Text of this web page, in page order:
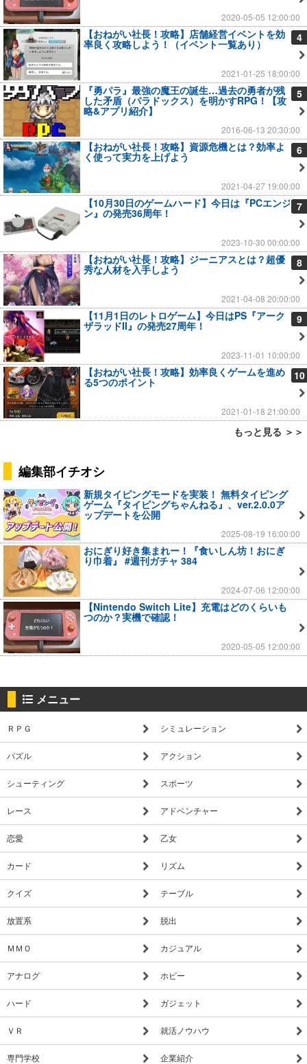
2020-05-05 12:00:00
4
【おねがい社長！攻略】店舗経営イベントを効
率良く攻略しよう！（イベント一覧あり）
2021-01-25 18:00:00
5
『勇パラ』最強の魔王の誕生…過去の勇者が残
した矛盾（パラドックス）を明かすRPG！【攻
略&アプリ紹介】
2016-06-13 20:30:00
6
【おねがい社長！攻略】資源危機とは？効率よ
く使って実力を上げよう
2021-04-27 19:00:00
7
【10月30日のゲームハード】今日は『PCエンジ
ン』の発売36周年！
2023-10-30 00:00:00
8
【おねがい社長！攻略】ジーニアスとは？超優
秀な人材を入手しよう
2021-04-08 20:00:00
9
【11月1日のレトロゲーム】今日はPS『アーク
ザラッドII』の発売27周年！
2023-11-01 10:00:00
10
【おねがい社長！攻略】効率良くゲームを進め
る5つのポイント
2021-01-18 21:00:00
もっと見る ＞＞
編集部イチオシ
新規タイピングモードを実装！ 無料タイピング
ゲーム『タイピングちゃんねる』、ver.2.0.0ア
ップデートを公開
2025-08-19 16:00:00
おにぎり好き集まれー！『食いしん坊！おにぎ
り巾着』 #週刊ガチャ 384
2024-07-06 12:00:00
【Nintendo Switch Lite】充電はどのくらいも
つのか？実機で確認！
2020-05-05 12:00:00
メニュー
ＲＰＧ シミュレーション
パズル アクション
シューティング スポーツ
レース アドベンチャー
恋愛 乙女
カード リズム
クイズ テーブル
放置系 脱出
ＭＭＯ カジュアル
アナログ ホビー
ハード ガジェット
ＶＲ 就活ノウハウ
専門学校 企業紹介